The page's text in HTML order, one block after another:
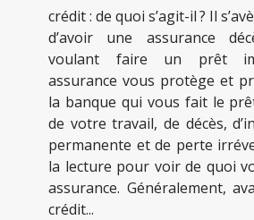
crédit : de quoi s’agit-il ? Il
d’avoir une assurance
voulant faire un prêt
assurance vous protège et
la banque qui vous fait le
de votre travail, de décès,
permanente et de perte
la lecture pour voir de quoi
assurance. Généralement,
crédit...